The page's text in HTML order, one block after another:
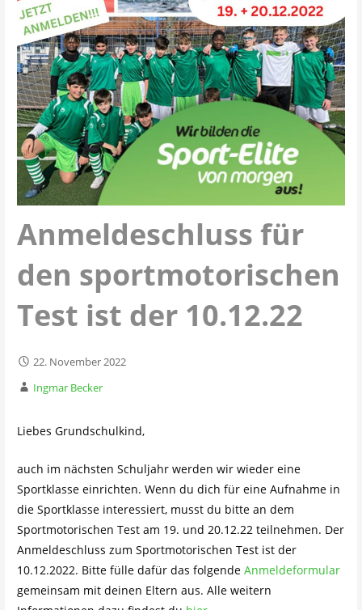
Anmeldeschluss für
den sportmotorischen
Test ist der 10.12.22
22. November 2022
Ingmar Becker
Liebes Grundschulkind,
auch im nächsten Schuljahr werden wir wieder eine
Sportklasse einrichten. Wenn du dich für eine Aufnahme in
die Sportklasse interessiert, musst du bitte an dem
Sportmotorischen Test am 19. und 20.12.22 teilnehmen. Der
Anmeldeschluss zum Sportmotorischen Test ist der
10.12.2022. Bitte fülle dafür das folgende Anmeldeformular
gemeinsam mit deinen Eltern aus. Alle weitern